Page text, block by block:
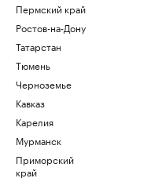
Пермский край
Ростов-на-Дону
Татарстан
Тюмень
Черноземье
Кавказ
Карелия
Мурманск
Приморский
край